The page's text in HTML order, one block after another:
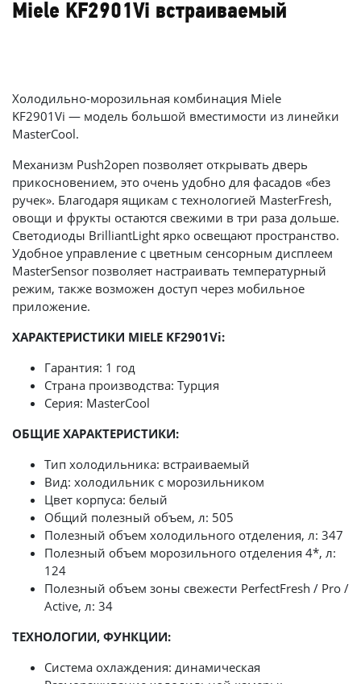
Miele KF2901Vi встраиваемый
Холодильно-морозильная комбинация Miele
KF2901Vi — модель большой вместимости из линейки
MasterCool.
Механизм Push2open позволяет открывать дверь
прикосновением, это очень удобно для фасадов «без
ручек». Благодаря ящикам с технологией MasterFresh,
овощи и фрукты остаются свежими в три раза дольше.
Светодиоды BrilliantLight ярко освещают пространство.
Удобное управление с цветным сенсорным дисплеем
MasterSensor позволяет настраивать температурный
режим, также возможен доступ через мобильное
приложение.
ХАРАКТЕРИСТИКИ MIELE KF2901Vi:
Гарантия: 1 год
Страна производства: Турция
Серия: MasterCool
ОБЩИЕ ХАРАКТЕРИСТИКИ:
Тип холодильника: встраиваемый
Вид: холодильник с морозильником
Цвет корпуса: белый
Общий полезный объем, л: 505
Полезный объем холодильного отделения, л: 347
Полезный объем морозильного отделения 4*, л:
124
Полезный объем зоны свежести PerfectFresh / Pro /
Active, л: 34
ТЕХНОЛОГИИ, ФУНКЦИИ:
Система охлаждения: динамическая